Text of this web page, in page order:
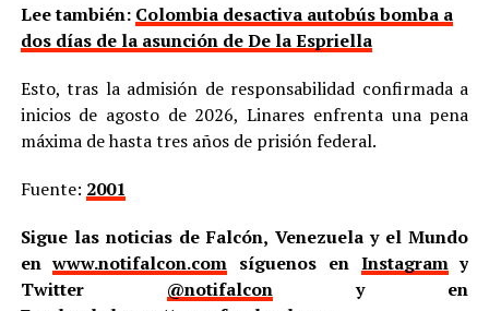
Lee también: Colombia desactiva autobús bomba a
dos días de la asunción de De la Espriella
Esto, tras la admisión de responsabilidad confirmada a
inicios de agosto de 2026, Linares enfrenta una pena
máxima de hasta tres años de prisión federal.
Fuente: 2001
Sigue las noticias de Falcón, Venezuela y el Mundo
enwww.notifalcon.com síguenos en Instagramy
Twitter @notifalcony en